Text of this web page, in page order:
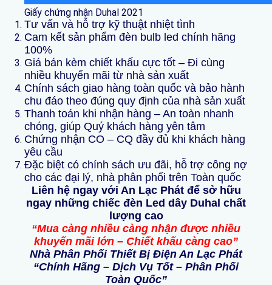
Giấy chứng nhận Duhal 2021
Tư vấn và hỗ trợ kỹ thuật nhiệt tình
Cam kết sản phẩm đèn bulb led chính hãng
100%
Giá bán kèm chiết khấu cực tốt – Đi cùng
nhiều khuyến mãi từ nhà sản xuất
Chính sách giao hàng toàn quốc và bảo hành
chu đáo theo đúng quy định của nhà sản xuất
Thanh toán khi nhận hàng – An toàn nhanh
chóng, giúp Quý khách hàng yên tâm
Chứng nhận CO – CQ đầy đủ khi khách hàng
yêu cầu
Đặc biệt có chính sách ưu đãi, hỗ trợ công nợ
cho các đại lý, nhà phân phối trên Toàn quốc
Liên hệ ngay với An Lạc Phát để sở hữu
ngay những chiếc đèn Led dây Duhal chất
lượng cao
“Mua càng nhiều càng nhận được nhiều
khuyến mãi lớn – Chiết khấu càng cao”
Nhà Phân Phối Thiết Bị Điện An Lạc Phát
“Chính Hãng – Dịch Vụ Tốt – Phân Phối
Toàn Quốc”